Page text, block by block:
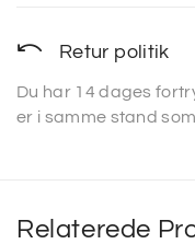
Retur politik
Du har 14 dages
er i samme stand
Relaterede